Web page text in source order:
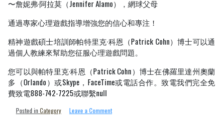
〜詹妮弗·阿拉莫（Jennifer Alamo），網球父母
通過專家心理遊戲指導增強您的信心和專注！
精神遊戲碩士培訓師帕特里克·科恩（Patrick Cohn）博士可以通
過個人教練來幫助您征服心理遊戲問題。
您可以與帕特里克·科恩（Patrick Cohn）博士在佛羅里達州奧蘭
多（Orlando）或Skype，FaceTime或電話合作。致電我們完全免
費致電888-742-7225或聯繫null
Posted in Category Leave a Commenton